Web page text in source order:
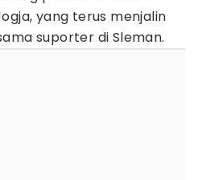
yang terus menjalin
suporter di Sleman.